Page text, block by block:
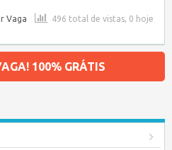
496 total de vistas, 0 hoje
Vaga
100% GRÁTIS